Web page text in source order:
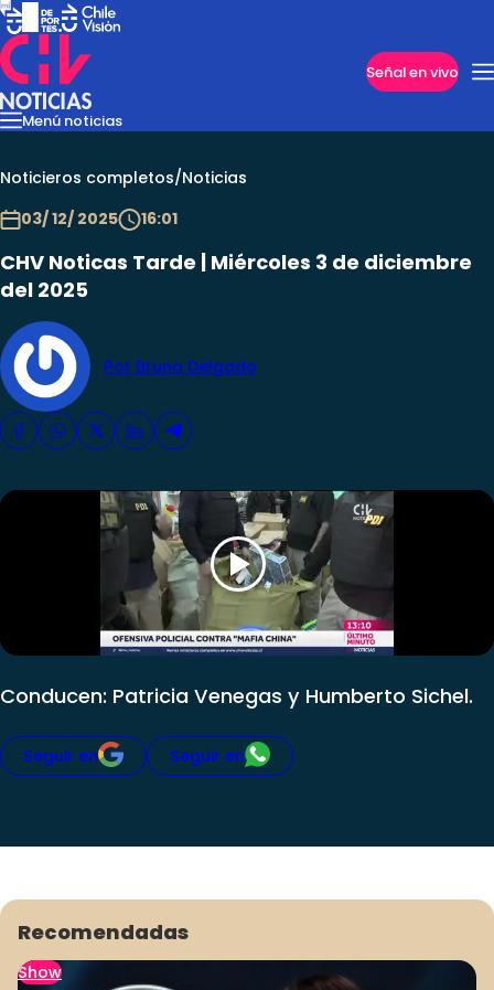
Señal en vivo
Menú noticias
InternacionalReportajesCazanoticiasEconomíaCasos
Noticieros completos/Noticias
03/ 12/ 2025
16:01
CHV Noticas Tarde | Miércoles 3 de diciembre
del 2025
Por Bruno Delgado
Conducen: Patricia Venegas y Humberto Sichel.
Seguir en Seguir en
Recomendadas
Show
Imperdibles
Club De La Comedia
Contigo en Directo
Plan Perfecto
El Tiempo
Sabingo